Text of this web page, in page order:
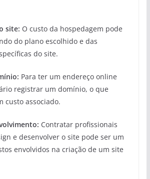
site: O custo da hospedagem pode
do plano escolhido e das
do site.
Para ter um endereço online
registrar um domínio, o que
custo associado.
Contratar profissionais
e desenvolver o site pode ser um
envolvidos na criação de um site